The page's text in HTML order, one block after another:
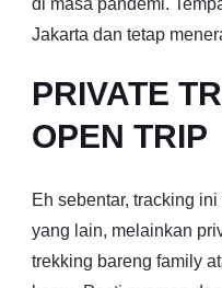
Jakarta dan tetap
PRIVATE
OPEN TRIP
Eh sebentar, tracking
yang lain, melainkan
trekking bareng family